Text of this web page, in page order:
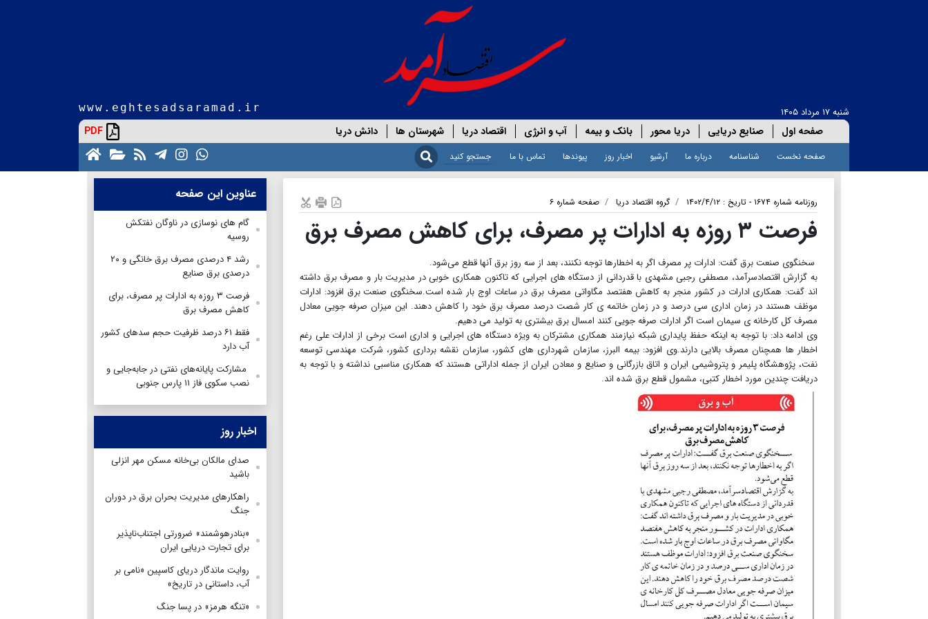
شنبه ۱۷ مرداد ۱۴۰۵ www.eghtesadsaramad.ir
صفحه اول صنایع دریایی دریا محور بانک و بیمه آب و انرژی اقتصاد دریا شهرستان ها دانش دریا PDF
صفحه نخست شناسنامه درباره ما آرشیو اخبار روز پیوندها تماس با ما
روزنامه شماره ۱۶۷۴ - تاریخ : ۱۴۰۲/۴/۱۲ گروه اقتصاد دریا صفحه شماره ۶
فرصت ۳ روزه به ادارات پر مصرف، برای کاهش مصرف برق
سخنگوی صنعت برق گفت: ادارات پر مصرف اگر به اخطارها توجه نکنند، بعد از سه روز برق آنها قطع می‌شود.
به گزارش اقتصادسرآمد، مصطفی رجبی مشهدی با قدردانی از دستگاه های اجرایی که تاکنون همکاری خوبی در مدیریت بار و مصرف برق داشته
اند گفت: همکاری ادارات در کشور منجر به کاهش هفتصد مگاواتی مصرف برق در ساعات اوج بار شده است.سخنگوی صنعت برق افزود: ادارات
موظف هستند در زمان اداری سی درصد و در زمان خاتمه ی کار شصت درصد مصرف برق خود را کاهش دهند. این میزان صرفه جویی معادل
مصرف کل کارخانه ی سیمان است اگر ادارات صرفه جویی کنند امسال برق بیشتری به تولید می دهیم.
وی ادامه داد: با توجه به اینکه حفظ پایداری شبکه نیازمند همکاری مشترکان به ویژه دستگاه های اجرایی و اداری است برخی از ادارات علی رغم
اخطار ها همچنان مصرف بالایی دارند.وی افزود: بیمه البرز، سازمان شهرداری های کشور، سازمان نقشه برداری کشور، شرکت مهندسی توسعه
نفت، پژوهشگاه پلیمر و پتروشیمی ایران و اتاق بازرگانی و صنایع و معادن ایران از جمله اداراتی هستند که همکاری مناسبی نداشته و با توجه به
دریافت چندین مورد اخطار کتبی، مشمول قطع برق شده اند.
عناوین این صفحه
گام های نوسازی در ناوگان نفتکش‌
روسیه
رشد ۴ درصدی مصرف برق خانگی و ۲۰
درصدی برق صنایع
فرصت ۳ روزه به ادارات پر مصرف، برای
کاهش مصرف برق
فقط ۶۱ درصد ظرفیت حجم سدهای کشور
آب دارد
مشارکت پایانه‌های نفتی در جابه‌جایی و
نصب سکوی فاز ۱۱ پارس جنوبی
اخبار روز
صدای مالکان بی‌خانه مسکن مهر انزلی
باشید
راهکارهای مدیریت بحران برق در دوران
جنگ
«بنادرهوشمند» ضرورتی اجتناب‌ناپذیر
برای تجارت دریایی ایران
روایت ماندگار دریای کاسپین «نامی بر
آب، داستانی در تاریخ»
«تنگه هرمز» در پسا جنگ